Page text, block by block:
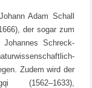
Adam Schall
der sogar zum
Schreck-
Zudem wird der
(1562–1633),